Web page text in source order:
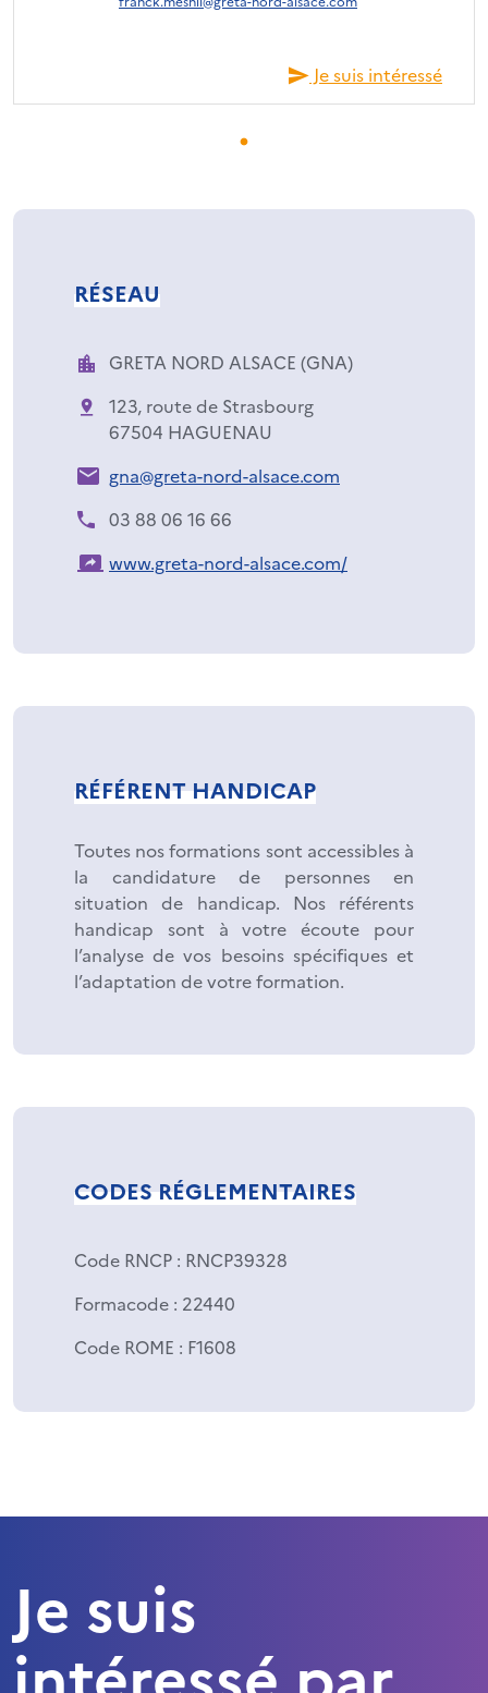
Je suis intéressé
RÉSEAU
GRETA NORD ALSACE (GNA)
123, route de Strasbourg
67504 HAGUENAU
gna@greta-nord-alsace.com
03 88 06 16 66
www.greta-nord-alsace.com/
RÉFÉRENT HANDICAP
Toutes nos formations sont accessibles à
la candidature de personnes en
situation de handicap. Nos référents
handicap sont à votre écoute pour
l’analyse de vos besoins spécifiques et
l’adaptation de votre formation.
CODES RÉGLEMENTAIRES
Code RNCP : RNCP39328
Formacode : 22440
Code ROME : F1608
Je suis
intéressé par